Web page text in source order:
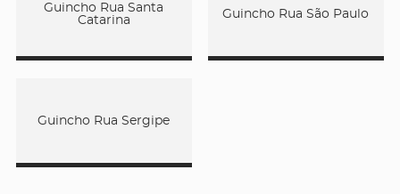
Guincho Rua Santa
Catarina
Guincho Rua São Paulo
Guincho Rua Sergipe